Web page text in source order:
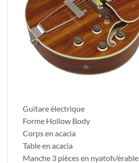
Guitare électrique
Forme Hollow Body
Corps en acacia
Table en acacia
Manche 3 pièces en nyatoh/érable